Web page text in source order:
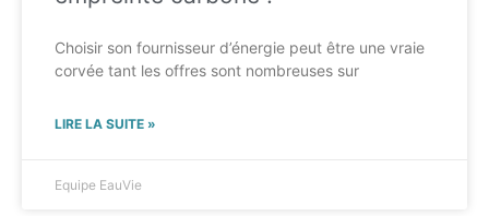
Choisir son fournisseur d’énergie peut être une vraie
corvée tant les offres sont nombreuses sur
LIRE LA SUITE »
Equipe EauVie